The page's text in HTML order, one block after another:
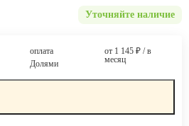
Уточняйте наличие
оплата
Долями
от 1 145 ₽/ в
месяц